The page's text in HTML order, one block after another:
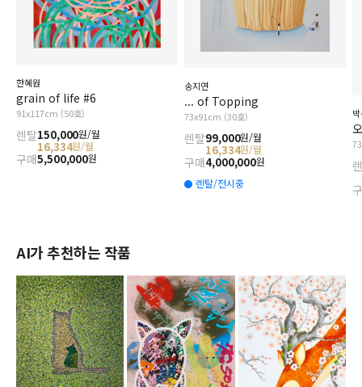
한혜원
grain of life #6
91x117cm (50호)
렌탈150,000원/월
16,334원/월
구매5,500,000원
송지연
... of Topping
73x91cm (30호)
렌탈99,000원/월
16,334원/월
구매4,000,000원
렌탈/전시중
AI가 추천하는 작품